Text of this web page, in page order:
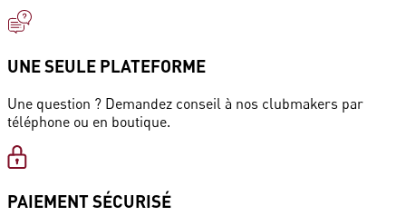
UNE SEULE PLATEFORME
Une question ? Demandez conseil à nos clubmakers par
téléphone ou en boutique.
PAIEMENT SÉCURISÉ